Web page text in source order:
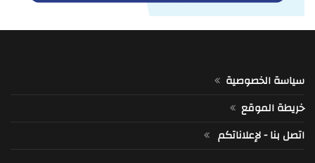
سياسة الخصوصية
خريطة الموقع
اتصل بنا - لإعلاناتكم